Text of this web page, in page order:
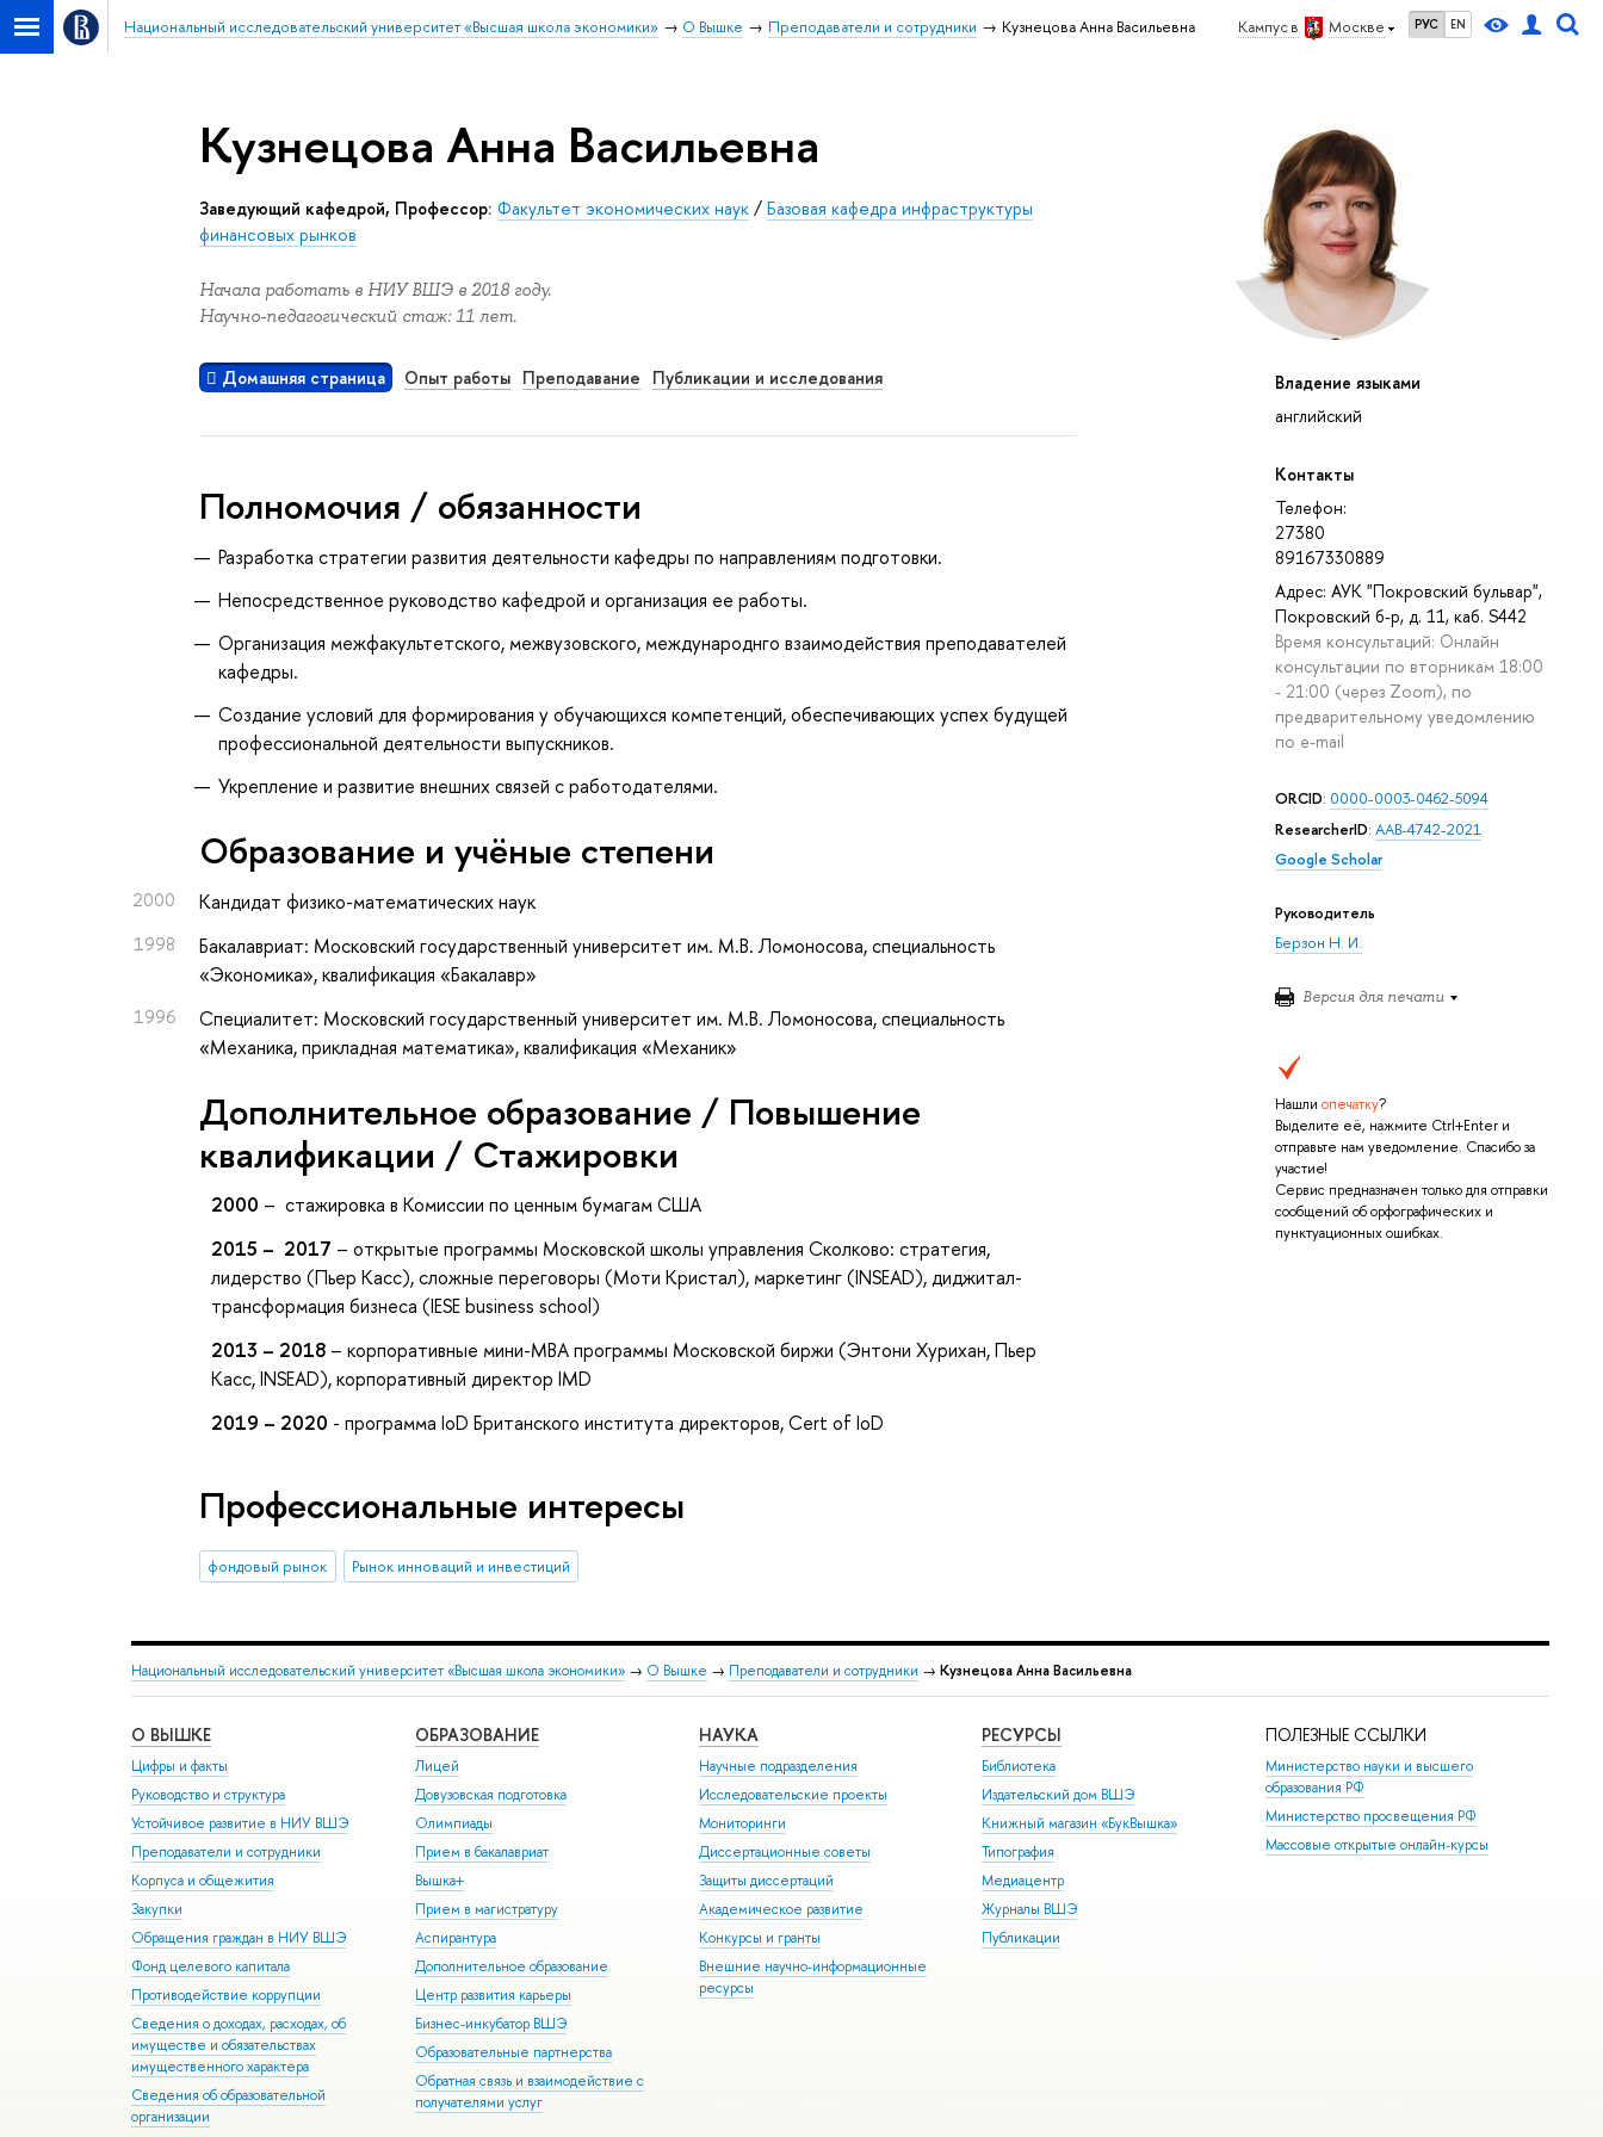
Кампус в Москве РУС EN
Национальный исследовательский университет «Высшая школа экономики» О Вышке Преподаватели и сотрудники Кузнецова Анна Васильевна
Владение языками
английский
Контакты
Телефон:
27380
89167330889
Адрес: АУК "Покровский бульвар",
Покровский б-р, д. 11, каб. S442
Время консультаций: Онлайн
консультации по вторникам 18:00
- 21:00 (через Zoom), по
предварительному уведомлению
по e-mail
ORCID: 0000-0003-0462-5094
ResearcherID: AAB-4742-2021
Google Scholar
Руководитель
Берзон Н. И.
Версия для печати
Нашли опечатку?
Выделите её, нажмите Ctrl+Enter и
отправьте нам уведомление. Спасибо за
участие!
Сервис предназначен только для отправки
сообщений об орфографических и
пунктуационных ошибках.
Кузнецова Анна Васильевна
Заведующий кафедрой, Профессор: Факультет экономических наук /Базовая кафедра инфраструктуры
финансовых рынков
Начала работать в НИУ ВШЭ в 2018 году.
Научно-педагогический стаж: 11 лет.
Домашняя страница Опыт работы Преподавание Публикации и исследования
Полномочия / обязанности
Разработка стратегии развития деятельности кафедры по направлениям подготовки.
Непосредственное руководство кафедрой и организация ее работы.
Организация межфакультетского, межвузовского, международнго взаимодействия преподавателей
кафедры.
Создание условий для формирования у обучающихся компетенций, обеспечивающих успех будущей
профессиональной деятельности выпускников.
Укрепление и развитие внешних связей с работодателями.
Oбразование и учёные степени
2000 Кандидат физико-математических наук
1998
Бакалавриат: Московский государственный университет им. М.В. Ломоносова, специальность
«Экономика», квалификация «Бакалавр»
1996
Специалитет: Московский государственный университет им. М.В. Ломоносова, специальность
«Механика, прикладная математика», квалификация «Механик»
Дополнительное образование / Повышение
квалификации / Стажировки
2000 – стажировка в Комиссии по ценным бумагам США
2015 – 2017 – открытые программы Московской школы управления Сколково: стратегия,
лидерство (Пьер Касс), сложные переговоры (Моти Кристал), маркетинг (INSEAD), диджитал-
трансформация бизнеса (IESE business school)
2013 – 2018– корпоративные мини-МВА программы Московской биржи (Энтони Хурихан, Пьер
Касс, INSEAD), корпоративный директор IMD
2019 – 2020 - программа IoD Британского института директоров, Cert of IoD
Профессиональные интересы
фондовый рынок Рынок инноваций и инвестиций
Национальный исследовательский университет «Высшая школа экономики» → О Вышке → Преподаватели и сотрудники → Кузнецова Анна Васильевна
О ВЫШКЕ
Цифры и факты
Руководство и структура
Устойчивое развитие в НИУ ВШЭ
Преподаватели и сотрудники
Корпуса и общежития
Закупки
Обращения граждан в НИУ ВШЭ
Фонд целевого капитала
Противодействие коррупции
Сведения о доходах, расходах, об
имуществе и обязательствах
имущественного характера
Сведения об образовательной
организации
ОБРАЗОВАНИЕ
Лицей
Довузовская подготовка
Олимпиады
Прием в бакалавриат
Вышка+
Прием в магистратуру
Аспирантура
Дополнительное образование
Центр развития карьеры
Бизнес-инкубатор ВШЭ
Образовательные партнерства
Обратная связь и взаимодействие с
получателями услуг
НАУКА
Научные подразделения
Исследовательские проекты
Мониторинги
Диссертационные советы
Защиты диссертаций
Академическое развитие
Конкурсы и гранты
Внешние научно-информационные
ресурсы
РЕСУРСЫ
Библиотека
Издательский дом ВШЭ
Книжный магазин «БукВышка»
Типография
Медиацентр
Журналы ВШЭ
Публикации
ПОЛЕЗНЫЕ ССЫЛКИ
Министерство науки и высшего
образования РФ
Министерство просвещения РФ
Массовые открытые онлайн-курсы